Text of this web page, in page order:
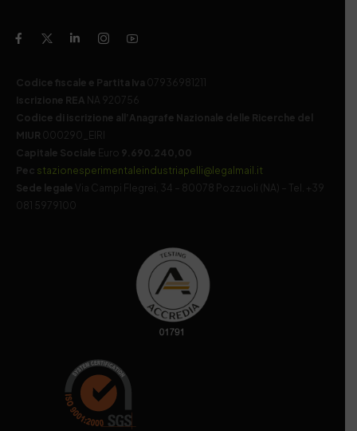
Codice fiscale e Partita Iva 07936981211
Iscrizione REA NA 920756
Codice di iscrizione all’Anagrafe Nazionale delle Ricerche del
MIUR 000290_EIRI
Capitale Sociale Euro 9.690.240,00
Pec stazionesperimentaleindustriapelli@legalmail.it
Sede legale
Via Campi Flegrei, 34 – 80078 Pozzuoli (NA) – Tel. +39
081 5979100